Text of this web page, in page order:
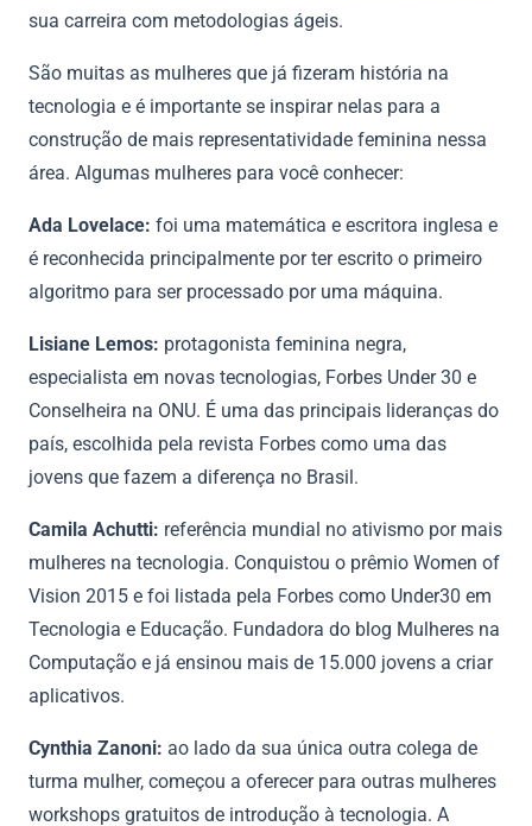
sua carreira com metodologias ágeis.
São muitas as mulheres que já fizeram história na
tecnologia e é importante se inspirar nelas para a
construção de mais representatividade feminina nessa
área. Algumas mulheres para você conhecer:
Ada Lovelace: foi uma matemática e escritora inglesa e
é reconhecida principalmente por ter escrito o primeiro
algoritmo para ser processado por uma máquina.
Lisiane Lemos: protagonista feminina negra,
especialista em novas tecnologias, Forbes Under 30 e
Conselheira na ONU. É uma das principais lideranças do
país, escolhida pela revista Forbes como uma das
jovens que fazem a diferença no Brasil.
Camila Achutti: referência mundial no ativismo por mais
mulheres na tecnologia. Conquistou o prêmio Women of
Vision 2015 e foi listada pela Forbes como Under30 em
Tecnologia e Educação. Fundadora do blog Mulheres na
Computação e já ensinou mais de 15.000 jovens a criar
aplicativos.
Cynthia Zanoni: ao lado da sua única outra colega de
turma mulher, começou a oferecer para outras mulheres
workshops gratuitos de introdução à tecnologia. A